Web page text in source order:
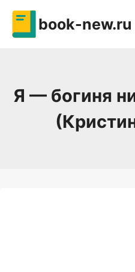
Перейти
содержимому
book-new.ru
Я — богиня